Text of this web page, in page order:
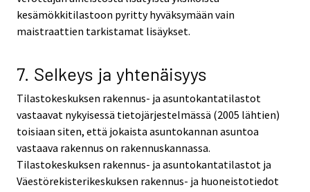
kesämökkitilastoon pyritty hyväksymään vain
maistraattien tarkistamat lisäykset.
7. Selkeys ja yhtenäisyys
Tilastokeskuksen rakennus- ja asuntokantatilastot
vastaavat nykyisessä tietojärjestelmässä (2005 lähtien)
toisiaan siten, että jokaista asuntokannan asuntoa
vastaava rakennus on rakennuskannassa.
Tilastokeskuksen rakennus- ja asuntokantatilastot ja
Väestörekisterikeskuksen rakennus- ja huoneistotiedot